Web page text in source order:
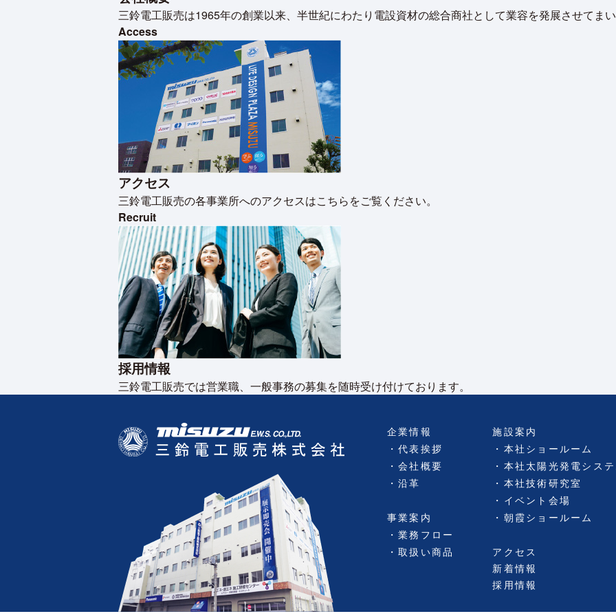
三鈴電工販売は1965年の創業以来、半世紀にわたり電設資材の総合商社として業容を発展させてまい
Access
アクセス
三鈴電工販売の各事業所へのアクセスはこちらをご覧ください。
Recruit
採用情報
三鈴電工販売では営業職、一般事務の募集を随時受け付けております。
企業情報
代表挨拶
会社概要
沿革
事業案内
業務フロー
取扱い商品
施設案内
本社ショールーム
本社太陽光発電システ
本社技術研究室
イベント会場
朝霞ショールーム
アクセス
新着情報
採用情報